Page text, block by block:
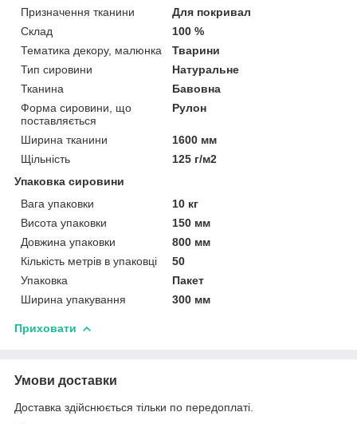
Призначення тканини
Для покривал
Склад
100 %
Тематика декору, малюнка
Тварини
Тип сировини
Натуральне
Тканина
Бавовна
Форма сировини, що
поставляється
Рулон
Ширина тканини
1600 мм
Щільність
125 г/м2
Упаковка сировини
Вага упаковки
10 кг
Висота упаковки
150 мм
Довжина упаковки
800 мм
Кількість метрів в упаковці
50
Упаковка
Пакет
Ширина упакування
300 мм
Приховати
Умови доставки
Доставка здійснюється тільки по передоплаті.